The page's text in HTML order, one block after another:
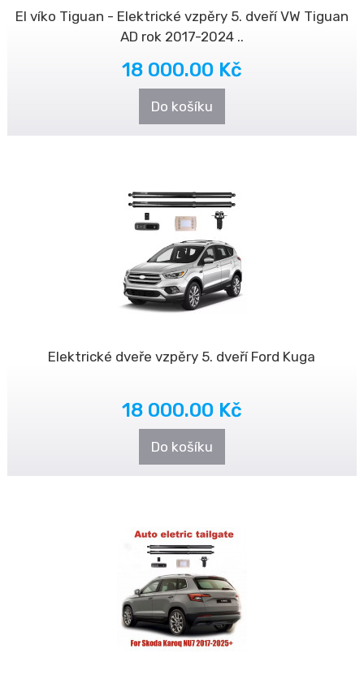
El víko Tiguan - Elektrické vzpěry 5. dveří VW Tiguan
AD rok 2017-2024 ..
18 000.00 Kč
Do košíku
Elektrické dveře vzpěry 5. dveří Ford Kuga
18 000.00 Kč
Do košíku